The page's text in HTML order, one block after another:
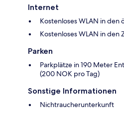
Internet
Kostenloses WLAN in
Kostenloses WLAN in den
Parken
Parkplätze in 190 Meter
(200 NOK pro Tag)
Sonstige Informationen
Nichtraucherunterkunft